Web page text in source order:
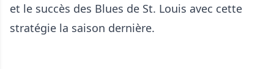
et le succès des Blues de St. Louis avec cette
stratégie la saison dernière.